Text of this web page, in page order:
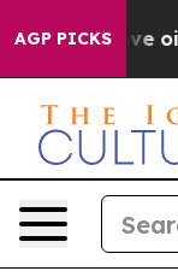
AGP PICKS
Iran Drove oil